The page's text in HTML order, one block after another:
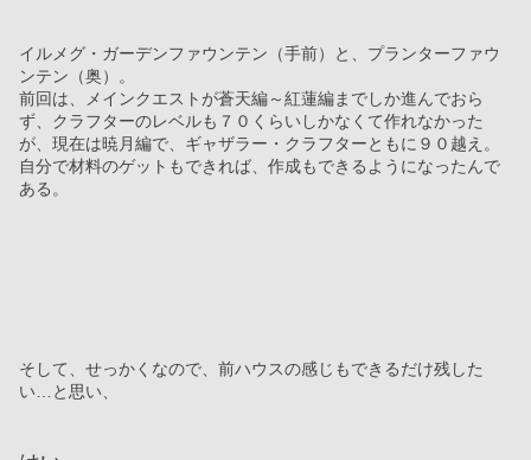
イルメグ・ガーデンファウンテン（手前）と、プランターファウ
ンテン（奥）。
前回は、メインクエストが蒼天編～紅蓮編までしか進んでおら
ず、クラフターのレベルも７０くらいしかなくて作れなかった
が、現在は暁月編で、ギャザラー・クラフターともに９０越え。
自分で材料のゲットもできれば、作成もできるようになったんで
ある。
そして、せっかくなので、前ハウスの感じもできるだけ残した
い…と思い、